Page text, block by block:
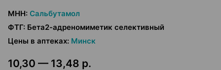
МНН: Сальбутамол
ФТГ: Бета2-адреномиметик селективный
Цены в аптеках: Минск
10,30 — 13,48 р.